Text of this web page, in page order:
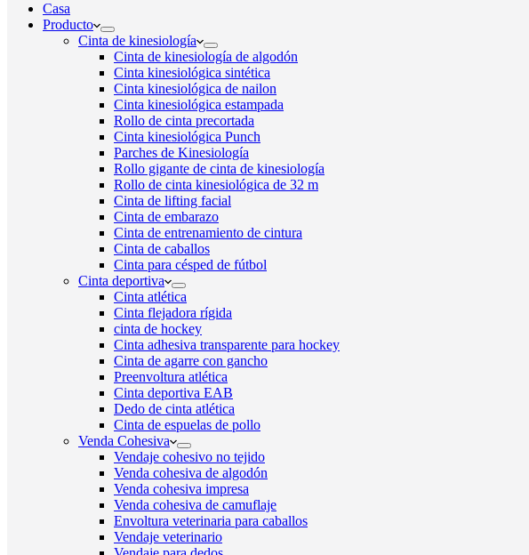
Casa
Producto
Cinta de kinesiología
Cinta de kinesiología de algodón
Cinta kinesiológica sintética
Cinta kinesiológica de nailon
Cinta kinesiológica estampada
Rollo de cinta precortada
Cinta kinesiológica Punch
Parches de Kinesiología
Rollo gigante de cinta de kinesiología
Rollo de cinta kinesiológica de 32 m
Cinta de lifting facial
Cinta de embarazo
Cinta de entrenamiento de cintura
Cinta de caballos
Cinta para césped de fútbol
Cinta deportiva
Cinta atlética
Cinta flejadora rígida
cinta de hockey
Cinta adhesiva transparente para hockey
Cinta de agarre con gancho
Preenvoltura atlética
Cinta deportiva EAB
Dedo de cinta atlética
Cinta de espuelas de pollo
Venda Cohesiva
Vendaje cohesivo no tejido
Venda cohesiva de algodón
Venda cohesiva impresa
Venda cohesiva de camuflaje
Envoltura veterinaria para caballos
Vendaje veterinario